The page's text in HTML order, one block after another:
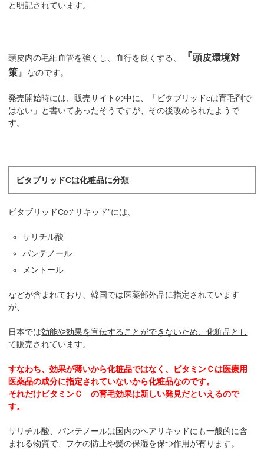
と明記されています。
頭皮内の毛細血管を強くし、血行を良くする、 『頭皮環境対
策』 なのです。
発売開始時には、販売サイトの中に、「ビタブリッドcは育毛剤で
はない」と書いてあったそうですが、その後改められたようで
す。
ビタブリッドCは化粧品に分類
ビタブリッドCの“リキッド”には、
サリチル酸
パンテノール
メントール
などが含まれており、韓国では医薬部外品に指定されています
が、
日本では効能や効果を宣伝することができないため、化粧品とし
て販売されています。
すなわち、効果が薄いから化粧品ではなく、ビタミンＣは医療用
医薬品の成分に指定されていないから化粧品なのです。
それだけビタミンＣ の育毛効果は新しい発見だといえるので
す。
サリチル酸、パンテノールは国内のヘアリキッドにも一般的に含
まれる物質で、フケの防止や髪の保湿を保つ作用が有ります。